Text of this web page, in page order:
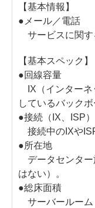
【基本情報】
●メール／電話
サービスに関す
【基本スペック】
●回線容量
IX（インターネ
しているバック
●接続（IX、ISP）
接続中のIXや
●所在地
データセンター
はない）。
●総床面積
サーバールーム